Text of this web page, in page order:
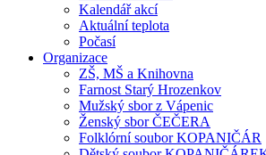
Kalendář akcí
Aktuální teplota
Počasí
Organizace
ZŠ, MŠ a Knihovna
Farnost Starý Hrozenkov
Mužský sbor z Vápenic
Ženský sbor ČEČERA
Folklórní soubor KOPANIČÁR